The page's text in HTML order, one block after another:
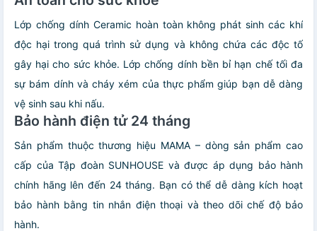
Lớp chống dính Ceramic hoàn toàn không phát sinh các khí
độc hại trong quá trình sử dụng và không chứa các độc tố
gây hại cho sức khỏe. Lớp chống dính bền bỉ hạn chế tối đa
sự bám dính và cháy xém của thực phẩm giúp bạn dễ dàng
vệ sinh sau khi nấu.
Bảo hành điện tử 24 tháng
Sản phẩm thuộc thương hiệu MAMA – dòng sản phẩm cao
cấp của Tập đoàn SUNHOUSE và được áp dụng bảo hành
chính hãng lên đến 24 tháng. Bạn có thể dễ dàng kích hoạt
bảo hành bằng tin nhắn điện thoại và theo dõi chế độ bảo
hành.